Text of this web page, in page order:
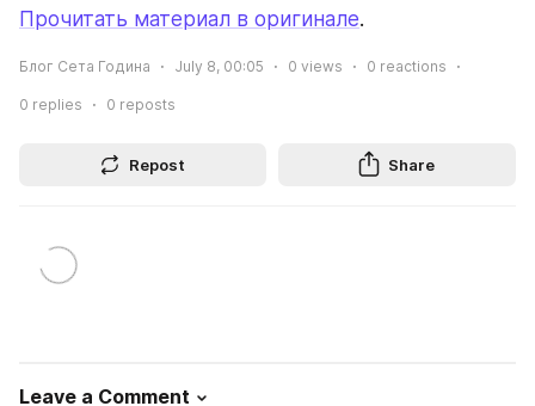
Прочитать материал в оригинале.
Блог Сета Година July 8, 00:05 0 views 0 reactions
0 replies 0 reposts
Repost Share
Leave a Comment